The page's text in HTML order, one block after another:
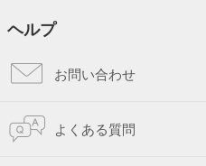
ヘルプ
お問い合わせ
よくある質問